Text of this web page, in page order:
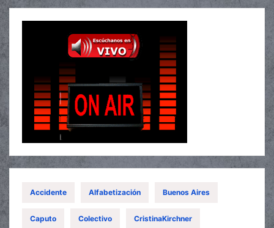
Accidente Alfabetización Buenos Aires
Caputo Colectivo CristinaKirchner